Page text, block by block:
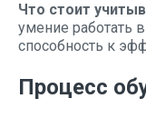
Что стоит
умение работать
способность к
Процесс